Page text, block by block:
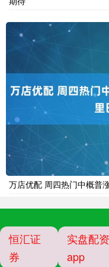
万店优配 周四热门中概普
恒汇证
券
实盘配资
app